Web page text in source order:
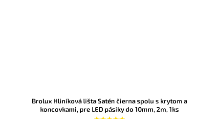
Brolux Hliníková lišta Satén čierna spolu s krytom a
koncovkami, pre LED pásiky do 10mm, 2m, 1ks